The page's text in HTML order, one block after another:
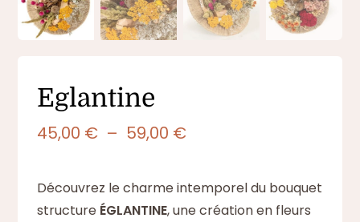
Eglantine
45,00 € – 59,00 €Plage
prix :
45,00 €
Découvrez le charme intemporel du bouquet
structure ÉGLANTINE, une création en fleurs